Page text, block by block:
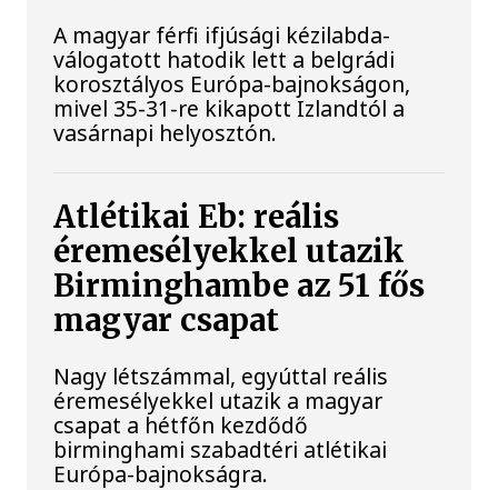
A magyar férfi ifjúsági kézilabda-
válogatott hatodik lett a belgrádi
korosztályos Európa-bajnokságon,
mivel 35-31-re kikapott Izlandtól a
vasárnapi helyosztón.
Atlétikai Eb: reális
éremesélyekkel utazik
Birminghambe az 51 fős
magyar csapat
Nagy létszámmal, egyúttal reális
éremesélyekkel utazik a magyar
csapat a hétfőn kezdődő
birminghami szabadtéri atlétikai
Európa-bajnokságra.